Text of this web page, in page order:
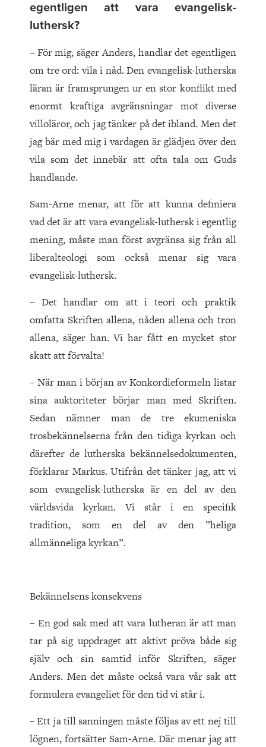
egentligen att vara evangelisk-
luthersk?
– För mig, säger Anders, handlar det egentligen
om tre ord: vila i nåd. Den evangelisk-lutherska
läran är framsprungen ur en stor konflikt med
enormt kraftiga avgränsningar mot diverse
villoläror, och jag tänker på det ibland. Men det
jag bär med mig i vardagen är glädjen över den
vila som det innebär att ofta tala om Guds
handlande.
Sam-Arne menar, att för att kunna definiera
vad det är att vara evangelisk-luthersk i egentlig
mening, måste man först avgränsa sig från all
liberalteologi som också menar sig vara
evangelisk-luthersk.
– Det handlar om att i teori och praktik
omfatta Skriften allena, nåden allena och tron
allena, säger han. Vi har fått en mycket stor
skatt att förvalta!
– När man i början av Konkordieformeln listar
sina auktoriteter börjar man med Skriften.
Sedan nämner man de tre ekumeniska
trosbekännelserna från den tidiga kyrkan och
därefter de lutherska bekännelsedokumenten,
förklarar Markus. Utifrån det tänker jag, att vi
som evangelisk-lutherska är en del av den
världsvida kyrkan. Vi står i en specifik
tradition, som en del av den ”heliga
allmänneliga kyrkan”.
Bekännelsens konsekvens
– En god sak med att vara lutheran är att man
tar på sig uppdraget att aktivt pröva både sig
själv och sin samtid inför Skriften, säger
Anders. Men det måste också vara vår sak att
formulera evangeliet för den tid vi står i.
– Ett ja till sanningen måste följas av ett nej till
lögnen, fortsätter Sam-Arne. Där menar jag att